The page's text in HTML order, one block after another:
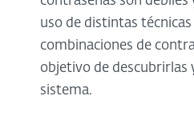
uso de distintas
combinaciones de
objetivo de descubrirlas
sistema.